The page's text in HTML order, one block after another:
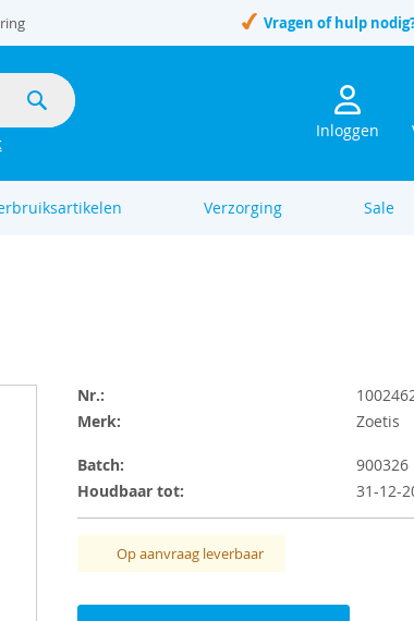
Vragen of hulp
Inloggen
Zoek
Verzorging Sale
Nr.
Merk:
Zoetis
Batch:
900326
Houdbaar tot:
31-12-
Op aanvraag leverbaar